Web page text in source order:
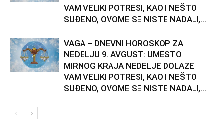
VAM VELIKI POTRESI, KAO I NEŠTO
SUĐENO, OVOME SE NISTE NADALI,...
VAGA – DNEVNI HOROSKOP ZA
NEDELJU 9. AVGUST: UMESTO
MIRNOG KRAJA NEDELJE DOLAZE
VAM VELIKI POTRESI, KAO I NEŠTO
SUĐENO, OVOME SE NISTE NADALI,...